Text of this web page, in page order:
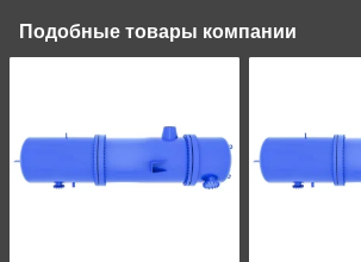
Подобные товары компании